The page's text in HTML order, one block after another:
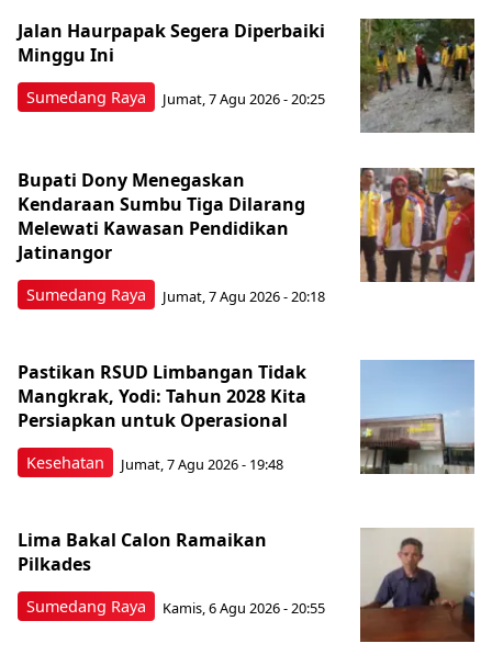
Sumedang Raya
Jalan Haurpapak Segera Diperbaiki
Minggu Ini
Jumat, 7 Agu 2026 - 20:25
Sumedang Raya
Bupati Dony Menegaskan
Kendaraan Sumbu Tiga Dilarang
Melewati Kawasan Pendidikan
Jatinangor
Jumat, 7 Agu 2026 - 20:18
Kesehatan
Pastikan RSUD Limbangan Tidak
Mangkrak, Yodi: Tahun 2028 Kita
Persiapkan untuk Operasional
Jumat, 7 Agu 2026 - 19:48
Sumedang Raya
Lima Bakal Calon Ramaikan
Pilkades
Kamis, 6 Agu 2026 - 20:55